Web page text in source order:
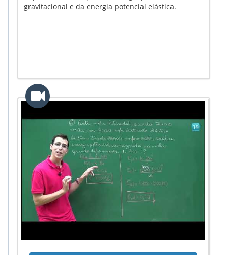
gravitacional e da energia potencial elástica.